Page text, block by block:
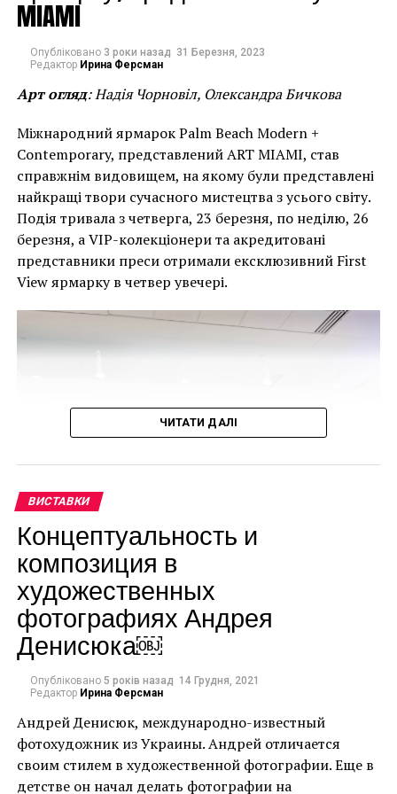
Лучано Бенеттон очень надеется на то, что этот
между художниками, а также обратит внимание
таланты.
MIAMI
Опубліковано 3 роки назад 31 Березня, 2023
Редактор Ирина Ферсман
Арт огляд: Надія Чорновіл, Олександра Бичкова
Міжнародний ярмарок Palm Beach Modern +
Contemporary, представлений ART MIAMI, став
справжнім видовищем, на якому були представлені
найкращі твори сучасного мистецтва з усього світу.
Подія тривала з четверга, 23 березня, по неділю, 26
березня, а VIP-колекціонери та акредитовані
представники преси отримали ексклюзивний First
View ярмарку в четвер увечері.
ЧИТАТИ ДАЛІ
ВИСТАВКИ
Концептуальность и
композиция в
художественных
фотографиях Андрея
Денисюка￼
Опубліковано 5 років назад 14 Грудня, 2021
Редактор Ирина Ферсман
Андрей Денисюк, международно-известный
фотохудожник из Украины. Андрей отличается
своим стилем в художественной фотографии. Еще в
детстве он начал делать фотографии на